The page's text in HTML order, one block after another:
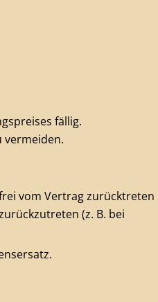
fällig.
vermeiden.
vom Vertrag zurücktreten
(z. B. bei